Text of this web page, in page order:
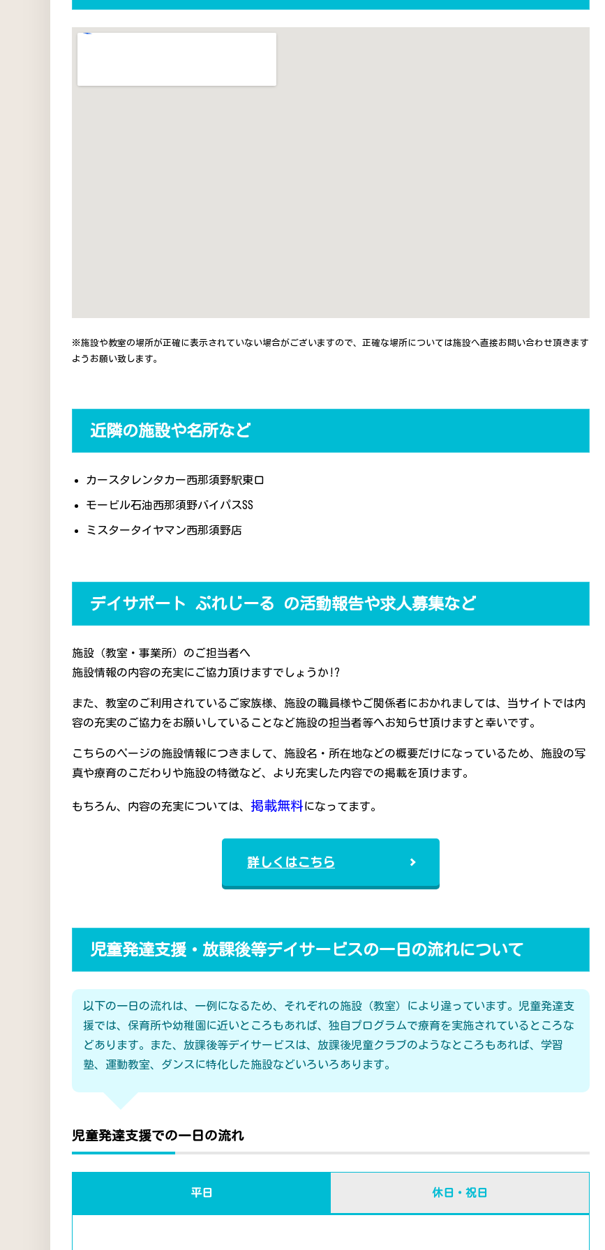
※施設や教室の場所が正確に表示されていない場合がございますので、正確な場所については施設へ直接お問い合わせ頂きます
ようお願い致します。
近隣の施設や名所など
カースタレンタカー西那須野駅東口
モービル石油西那須野バイパスSS
ミスタータイヤマン西那須野店
デイサポート ぷれじーる の活動報告や求人募集など
施設（教室・事業所）のご担当者へ
施設情報の内容の充実にご協力頂けますでしょうか!?
また、教室のご利用されているご家族様、施設の職員様やご関係者におかれましては、当サイトでは内
容の充実のご協力をお願いしていることなど施設の担当者等へお知らせ頂けますと幸いです。
こちらのページの施設情報につきまして、施設名・所在地などの概要だけになっているため、施設の写
真や療育のこだわりや施設の特徴など、より充実した内容での掲載を頂けます。
もちろん、内容の充実については、 掲載無料になってます。
詳しくはこちら
児童発達支援・放課後等デイサービスの一日の流れについて
以下の一日の流れは、一例になるため、それぞれの施設（教室）により違っています。児童発達支
援では、保育所や幼稚園に近いところもあれば、独自プログラムで療育を実施されているところな
どあります。また、放課後等デイサービスは、放課後児童クラブのようなところもあれば、学習
塾、運動教室、ダンスに特化した施設などいろいろあります。
児童発達支援での一日の流れ
平日 休日・祝日